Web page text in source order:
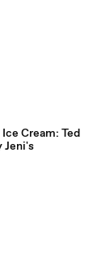
Cream: Ted
Jeni's